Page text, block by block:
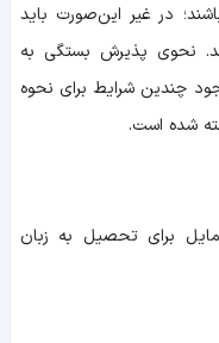
در غیر این‌صورت باید
نحوی پذیرش بستگی به
چندین شرایط برای نحوه
شده است.
برای تحصیل به زبان